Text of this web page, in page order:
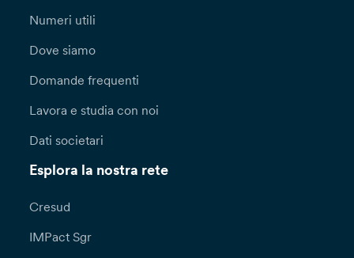
Numeri utili
Dove siamo
Domande frequenti
Lavora e studia con noi
Dati societari
Esplora la nostra rete
Cresud
IMPact Sgr